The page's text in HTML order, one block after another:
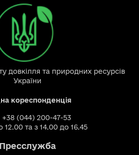
довкілля та природних ресурсів
України
кореспонденція
+38 (044) 200-47-53
12.00 та з 14.00 до 16.45
Пресслужба